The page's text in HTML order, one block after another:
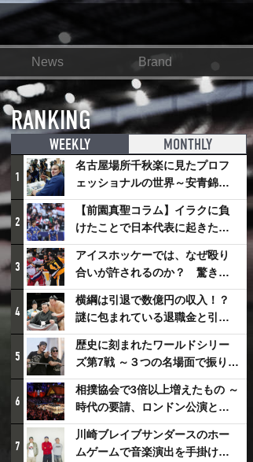
News Brand
RANKING
WEEKLY MONTHLY
1
名古屋場所千秋楽に見たプロフ
ェッショナルの世界～安青錦の
優勝を巡るさまざまなドラマ
2
【前園真聖コラム】イラクに負
けたことで日本代表に起きたプ
ラスとは
3
アイスホッケーでは、なぜ殴り
合いが許されるのか？ 驚きの
「ファイティング」ルールにつ
いて
4
横綱は引退で数億円の収入！？
謎に包まれている退職金と引退
相撲興行
5
歴史に刻まれたワールドシリー
ズ第7戦 ～３つの名場面で振り返
る～
6
相撲協会で3倍以上増えたもの ～
時代の要請、ロンドン公演と古
式大相撲
7
川崎ブレイブサンダースのホー
ムゲームで音楽演出を手掛ける